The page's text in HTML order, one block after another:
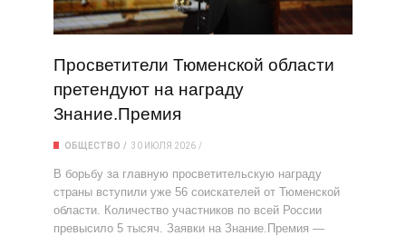
Просветители Тюменской области
претендуют на награду
Знание.Премия
ОБЩЕСТВО 30 ИЮЛЯ 2026
В борьбу за главную просветительскую награду
страны вступили уже 56 соискателей от Тюменской
области. Количество участников по всей России
превысило 5 тысяч. Заявки на Знание.Премия —